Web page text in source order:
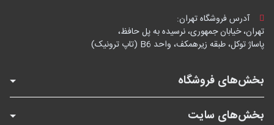
آدرس فروشگاه تهران:
تهران، خیابان جمهوری، نرسیده به پل حافظ،
پاساژ توکل، طبقه زیرهمکف، واحد B6 (تاپ ترونیک)
بخش‌های فروشگاه
بخش‌های سایت